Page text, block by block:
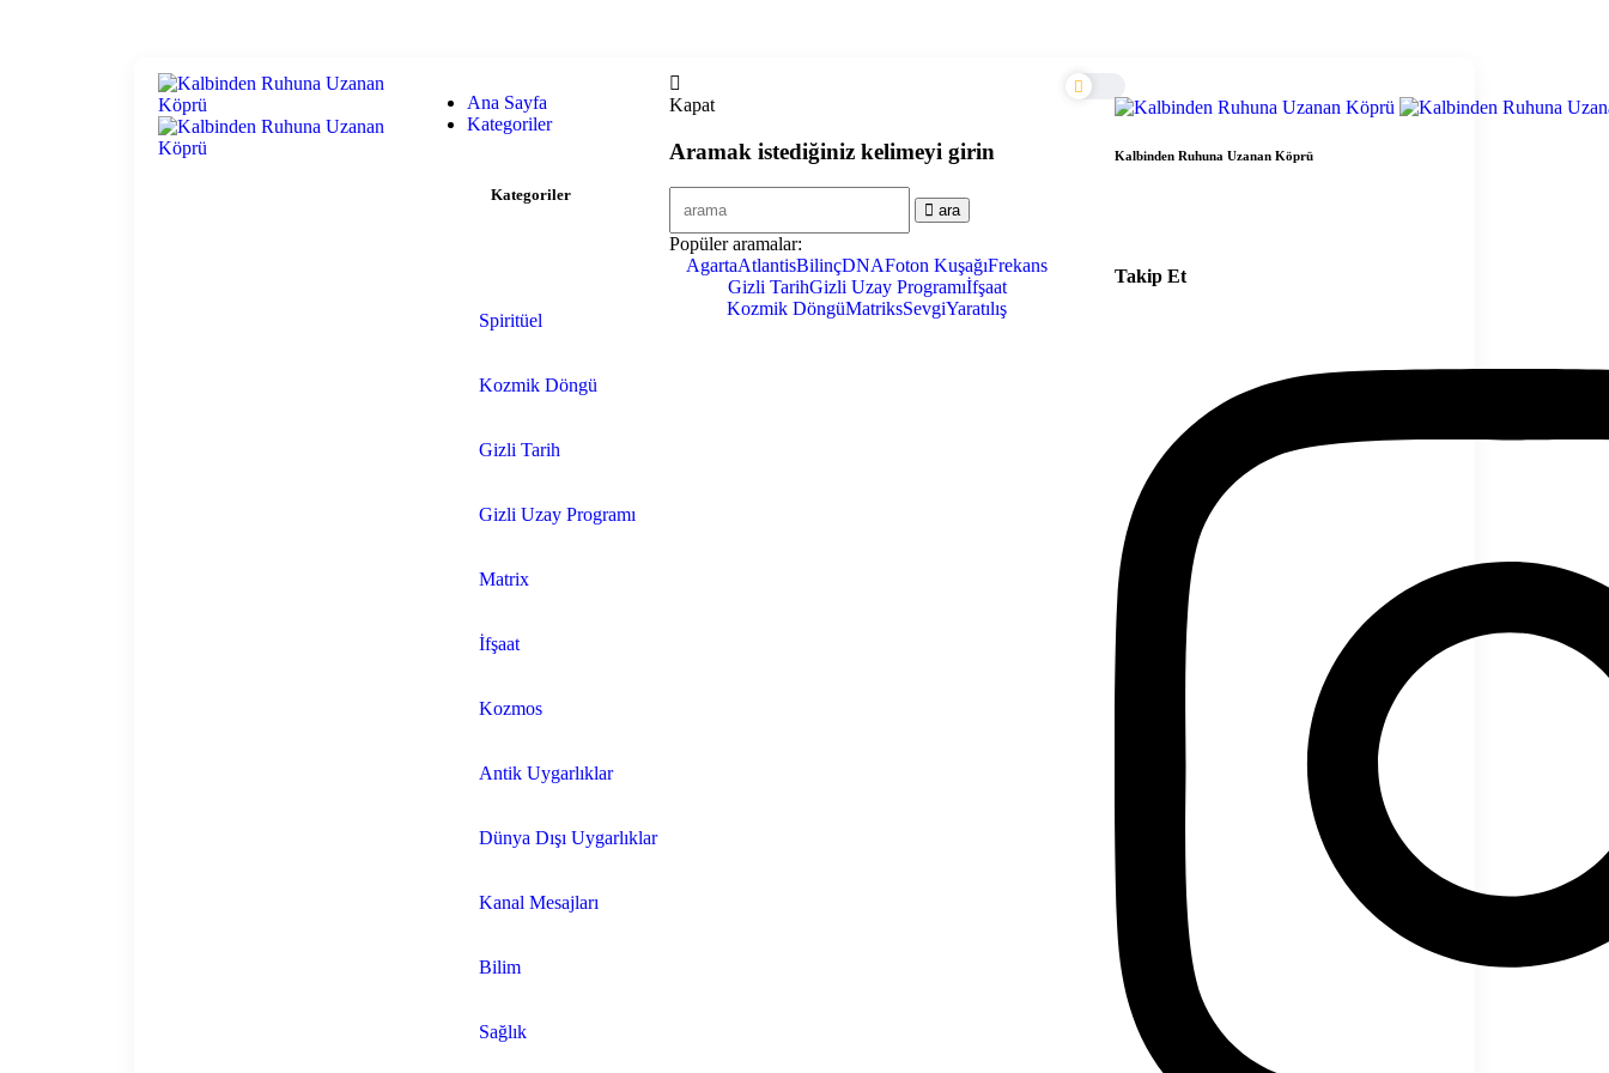
Ana Sayfa
Kategoriler
Kategoriler
Spiritüel
Kozmik Döngü
Gizli Tarih
Gizli Uzay Programı
Matrix
İfşaat
Kozmos
Antik Uygarlıklar
Dünya Dışı Uygarlıklar
Kanal Mesajları
Bilim
Sağlık
Kapat
Aramak istediğiniz kelimeyi girin
ara
Popüler aramalar:
AgartaAtlantisBilinçDNAFoton KuşağıFrekans
Gizli TarihGizli Uzay Programıİfşaat
Kozmik DöngüMatriksSevgiYaratılış
Kalbinden Ruhuna Uzanan Köprü
Takip Et